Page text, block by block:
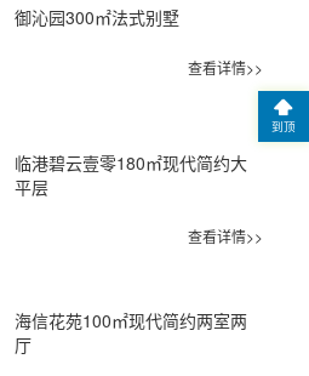
御沁园300㎡法式别墅
查看详情>>
临港碧云壹零180㎡现代简约大
平层
查看详情>>
海信花苑100㎡现代简约两室两
厅
到顶